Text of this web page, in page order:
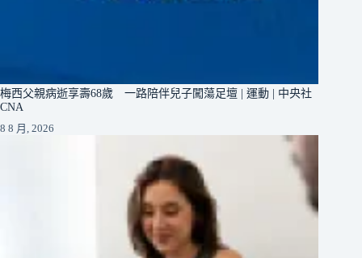
梅西父親病逝享壽68歲 一路陪伴兒子闖蕩足壇 | 運動 | 中央社
CNA
8 8 月, 2026